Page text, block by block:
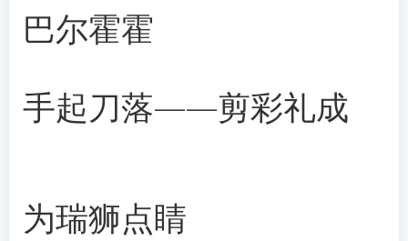
巴尔霍霍
手起刀落——剪彩礼成
为瑞狮点睛